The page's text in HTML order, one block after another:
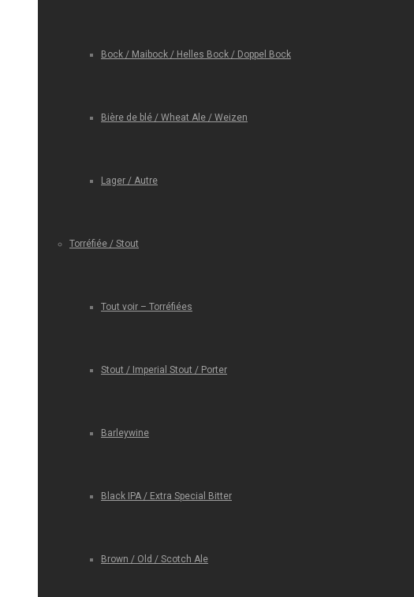
Bock / Maibock / Helles Bock / Doppel Bock
Bière de blé / Wheat Ale / Weizen
Lager / Autre
Torréfiée / Stout
Tout voir – Torréfiées
Stout / Imperial Stout / Porter
Barleywine
Black IPA / Extra Special Bitter
Brown / Old / Scotch Ale